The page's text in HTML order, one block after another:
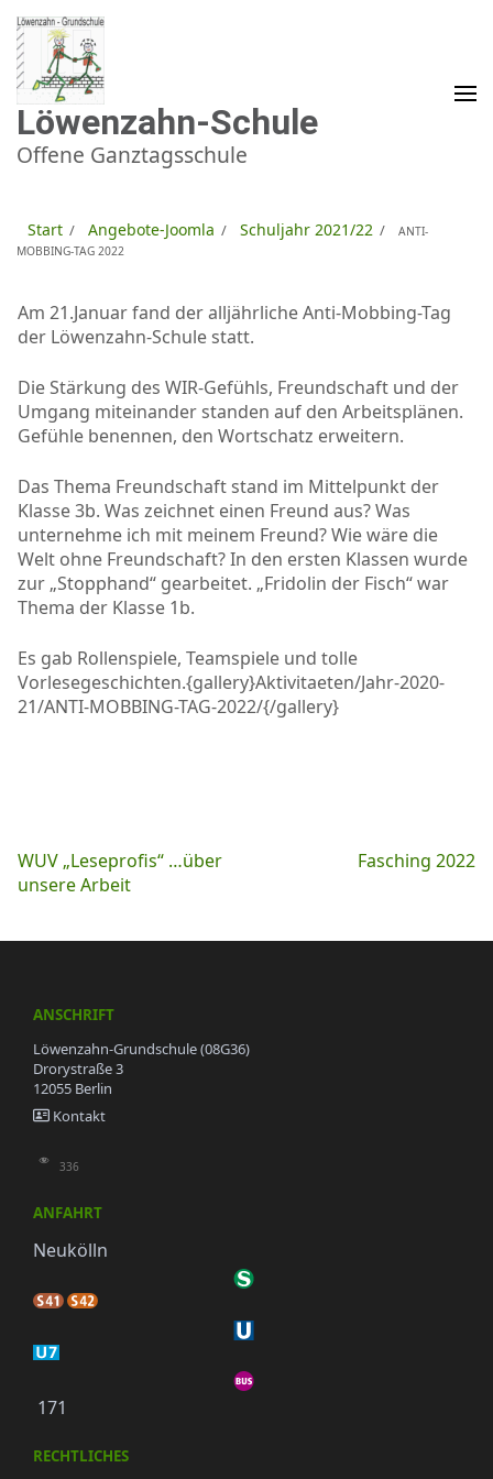
Zum
Inhalt
springen
(Enter
drücken)
Löwenzahn-Schule
Offene Ganztagsschule
Start / Angebote-Joomla / Schuljahr 2021/22 /
ANTI-
MOBBING-TAG 2022
Am 21.Januar fand der alljährliche Anti-Mobbing-Tag
der Löwenzahn-Schule statt.
Die Stärkung des WIR-Gefühls, Freundschaft und der
Umgang miteinander standen auf den Arbeitsplänen.
Gefühle benennen, den Wortschatz erweitern.
Das Thema Freundschaft stand im Mittelpunkt der
Klasse 3b. Was zeichnet einen Freund aus? Was
unternehme ich mit meinem Freund? Wie wäre die
Welt ohne Freundschaft? In den ersten Klassen wurde
zur „Stopphand“ gearbeitet. „Fridolin der Fisch“ war
Thema der Klasse 1b.
Es gab Rollenspiele, Teamspiele und tolle
Vorlesegeschichten.{gallery}Aktivitaeten/Jahr-2020-
21/ANTI-MOBBING-TAG-2022/{/gallery}
Beitragsnavigation
WUV „Leseprofis“ …über
unsere Arbeit
Fasching 2022
ANSCHRIFT
Löwenzahn-Grundschule (08G36)
Drorystraße 3
12055 Berlin
Kontakt
336
ANFAHRT
Neukölln
171
RECHTLICHES